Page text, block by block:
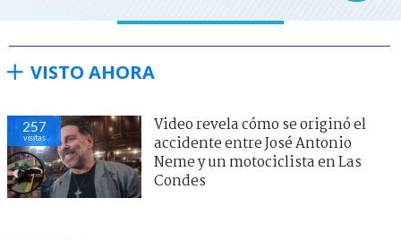
VISTO AHORA
257
visitas
Video revela cómo se originó el
accidente entre José Antonio
Neme y un motociclista en Las
Condes